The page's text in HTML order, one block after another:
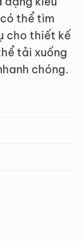
thể tìm
cho thiết kế
tải xuống
chóng.